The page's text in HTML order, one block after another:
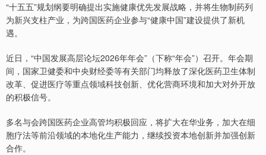
“十五五”规划纲要明确提出实施健康优先发展战略，并将生物制药列
为新兴支柱产业，为跨国医药企业参与“健康中国”建设提供了新机
遇。
近日，“中国发展高层论坛2026年年会”（下称“年会”）召开。年会期
间，国家卫健委和中央财经委等有关部门均释放了深化医药卫生体制
改革、促进医疗等重点领域科技创新、优化营商环境和加大对外开放
的积极信号。
多名与会跨国医药企业高管均积极回应，将扩大在华业务，加大在细
胞疗法等前沿领域的本地化生产能力，继续投资本地创新并加强创新
合作。